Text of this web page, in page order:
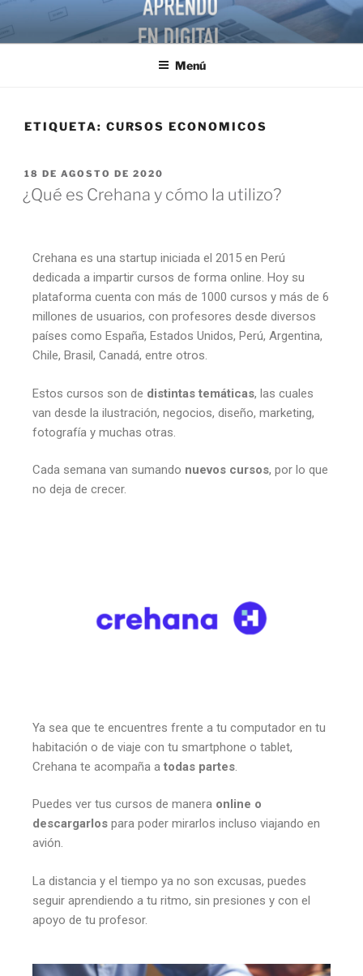
Menú
ETIQUETA: CURSOS ECONOMICOS
18 DE AGOSTO DE 2020
¿Qué es Crehana y cómo la utilizo?
Crehana es una startup iniciada el 2015 en Perú
dedicada a impartir cursos de forma online. Hoy su
plataforma cuenta con más de 1000 cursos y más de 6
millones de usuarios, con profesores desde diversos
países como España, Estados Unidos, Perú, Argentina,
Chile, Brasil, Canadá, entre otros.
Estos cursos son de distintas temáticas, las cuales
van desde la ilustración, negocios, diseño, marketing,
fotografía y muchas otras.
Cada semana van sumando nuevos cursos, por lo que
no deja de crecer.
Ya sea que te encuentres frente a tu computador en tu
habitación o de viaje con tu smartphone o tablet,
Crehana te acompaña a todas partes.
Puedes ver tus cursos de manera online o
descargarlos para poder mirarlos incluso viajando en
avión.
La distancia y el tiempo ya no son excusas, puedes
seguir aprendiendo a tu ritmo, sin presiones y con el
apoyo de tu profesor.